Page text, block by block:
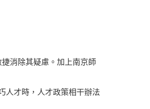
消除其疑慮。加上南京師
人才時，人才政策相干辦法